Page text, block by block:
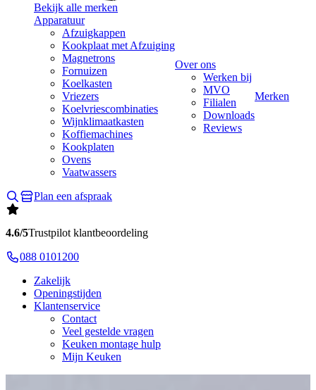
Bekijk alle merken
Apparatuur
Afzuigkappen
Kookplaat met Afzuiging
Magnetrons
Fornuizen
Koelkasten
Vriezers
Koelvriescombinaties
Wijnklimaatkasten
Koffiemachines
Kookplaten
Ovens
Vaatwassers
Over ons
Werken bij
MVO
Filialen
Downloads
Reviews
Merken
Plan een afspraak
4.6/5Trustpilot klantbeoordeling
088 0101200
Zakelijk
Openingstijden
Klantenservice
Contact
Veel gestelde vragen
Keuken montage hulp
Mijn Keuken